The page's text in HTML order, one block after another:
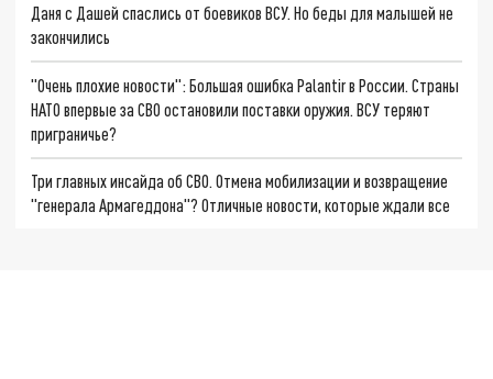
Даня с Дашей спаслись от боевиков ВСУ. Но беды для малышей не
закончились
"Очень плохие новости": Большая ошибка Palantir в России. Страны
НАТО впервые за СВО остановили поставки оружия. ВСУ теряют
приграничье?
Три главных инсайда об СВО. Отмена мобилизации и возвращение
"генерала Армагеддона"? Отличные новости, которые ждали все